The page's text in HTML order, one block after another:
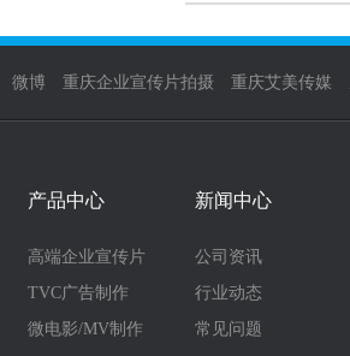
微博 重庆企业宣传片拍摄 重庆艾美传媒
产品中心
高端企业宣传片
TVC广告制作
微电影/MV制作
新闻中心
公司资讯
行业动态
常见问题